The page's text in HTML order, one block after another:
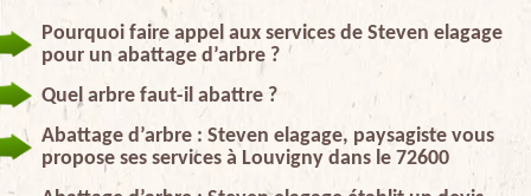
Pourquoi faire appel aux services de Steven elagage
pour un abattage d’arbre ?
Quel arbre faut-il abattre ?
Abattage d’arbre : Steven elagage, paysagiste vous
propose ses services à Louvigny dans le 72600